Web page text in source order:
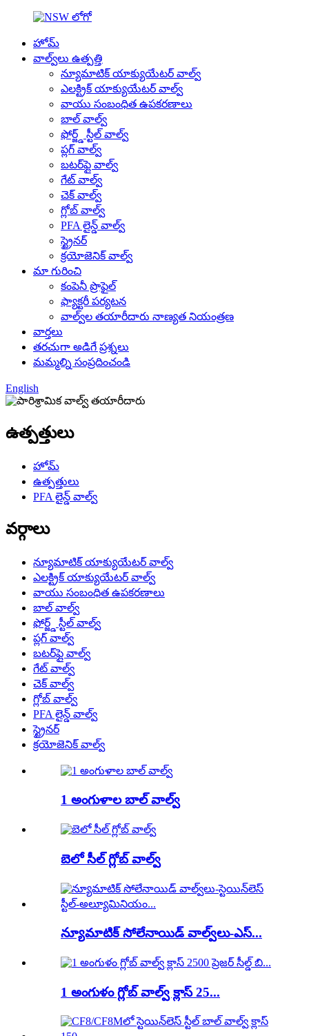
హోమ్
వాల్వ్‌లు ఉత్పత్తి
న్యూమాటిక్ యాక్యుయేటర్ వాల్వ్
ఎలక్ట్రిక్ యాక్యుయేటర్ వాల్వ్
వాయు సంబంధిత ఉపకరణాలు
బాల్ వాల్వ్
ఫోర్జ్డ్ స్టీల్ వాల్వ్
ప్లగ్ వాల్వ్
బటర్‌ఫ్లై వాల్వ్
గేట్ వాల్వ్
చెక్ వాల్వ్
గ్లోబ్ వాల్వ్
PFA లైన్డ్ వాల్వ్
స్ట్రైనర్
క్రయోజెనిక్ వాల్వ్
మా గురించి
కంపెనీ ప్రొఫైల్
ఫ్యాక్టరీ పర్యటన
వాల్వ్‌ల తయారీదారు నాణ్యత నియంత్రణ
వార్తలు
తరచుగా అడిగే ప్రశ్నలు
మమ్మల్ని సంప్రదించండి
English
ఉత్పత్తులు
హోమ్
ఉత్పత్తులు
PFA లైన్డ్ వాల్వ్
వర్గాలు
న్యూమాటిక్ యాక్యుయేటర్ వాల్వ్
ఎలక్ట్రిక్ యాక్యుయేటర్ వాల్వ్
వాయు సంబంధిత ఉపకరణాలు
బాల్ వాల్వ్
ఫోర్జ్డ్ స్టీల్ వాల్వ్
ప్లగ్ వాల్వ్
బటర్‌ఫ్లై వాల్వ్
గేట్ వాల్వ్
చెక్ వాల్వ్
గ్లోబ్ వాల్వ్
PFA లైన్డ్ వాల్వ్
స్ట్రైనర్
క్రయోజెనిక్ వాల్వ్
1 అంగుళాల బాల్ వాల్వ్
బెలో సీల్ గ్లోబ్ వాల్వ్
న్యూమాటిక్ సోలేనాయిడ్ వాల్వ్‌లు-ఎస్...
1 అంగుళం గ్లోబ్ వాల్వ్ క్లాస్ 25...